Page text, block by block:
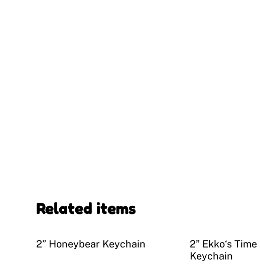
Related items
2” Honeybear Keychain
2” Ekko‘s
Keychain